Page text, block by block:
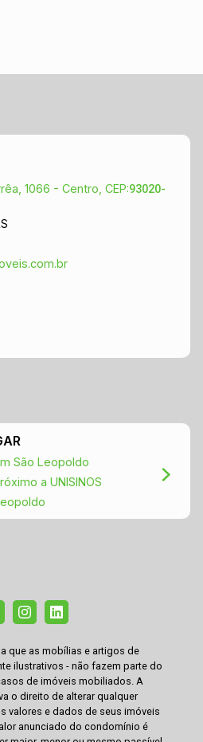
subsolo versátil, com
para eventos. A
4 veículos, e a área
relaxar ou aproveitar
a clube, colégio, farmácia,
1066 - Centro, CEP:93020-
São Leopoldo
a UNISINOS
que as mobílias e artigos de
ilustrativos - não fazem parte do
de imóveis mobiliados. A
o direito de alterar qualquer
valores e dados de seus imóveis
anunciado do condomínio é